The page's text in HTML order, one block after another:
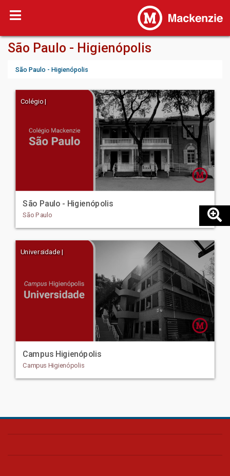
São Paulo - Higienópolis
São Paulo - Higienópolis
Colégio |
São Paulo - Higienópolis
São Paulo
Universidade |
Campus Higienópolis
Campus Higienópolis